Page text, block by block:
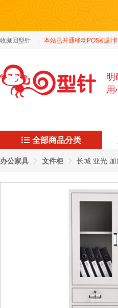
收藏回型针 | 本站已开通移动POS机刷
全部商品分类
办公家具 文件柜 长城 亚光